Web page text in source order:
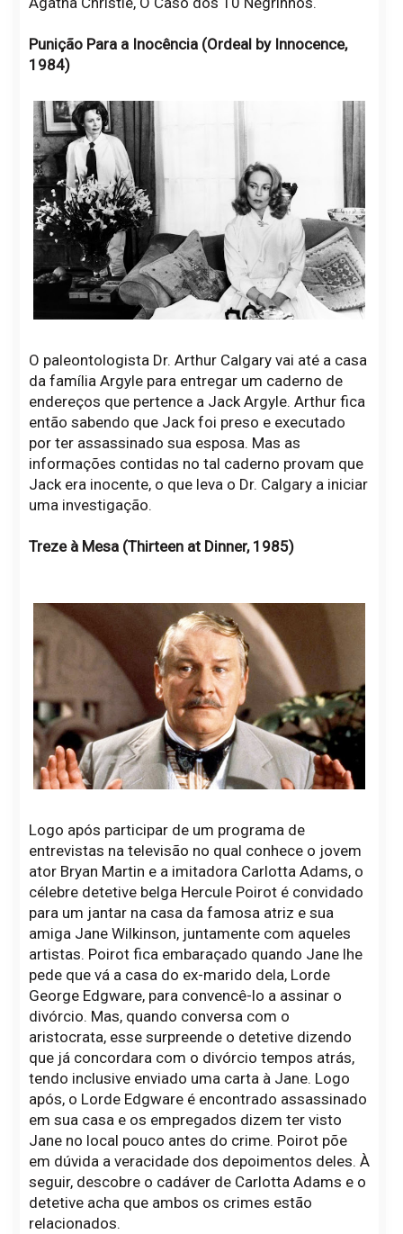
Punição Para a Inocência (Ordeal by Innocence,
1984)
O paleontologista Dr. Arthur Calgary vai até a casa
da família Argyle para entregar um caderno de
endereços que pertence a Jack Argyle. Arthur fica
então sabendo que Jack foi preso e executado
por ter assassinado sua esposa. Mas as
informações contidas no tal caderno provam que
Jack era inocente, o que leva o Dr. Calgary a iniciar
uma investigação.
Treze à Mesa (Thirteen at Dinner, 1985)
Logo após participar de um programa de
entrevistas na televisão no qual conhece o jovem
ator Bryan Martin e a imitadora Carlotta Adams, o
célebre detetive belga Hercule Poirot é convidado
para um jantar na casa da famosa atriz e sua
amiga Jane Wilkinson, juntamente com aqueles
artistas. Poirot fica embaraçado quando Jane lhe
pede que vá a casa do ex-marido dela, Lorde
George Edgware, para convencê-lo a assinar o
divórcio. Mas, quando conversa com o
aristocrata, esse surpreende o detetive dizendo
que já concordara com o divórcio tempos atrás,
tendo inclusive enviado uma carta à Jane. Logo
após, o Lorde Edgware é encontrado assassinado
em sua casa e os empregados dizem ter visto
Jane no local pouco antes do crime. Poirot põe
em dúvida a veracidade dos depoimentos deles. À
seguir, descobre o cadáver de Carlotta Adams e o
detetive acha que ambos os crimes estão
relacionados.